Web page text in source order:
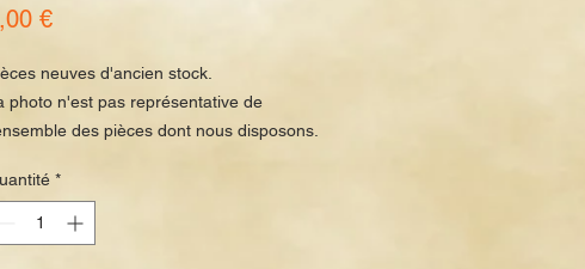
€Prix
neuves d'ancien stock.
photo n'est pas représentative de
des pièces dont nous disposons.
présentes.
*